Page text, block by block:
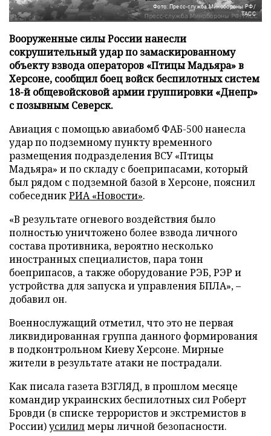
Фото: Пресс-служба Минобороны РФ/
ТАСС
Вооруженные силы России нанесли
сокрушительный удар по замаскированному
объекту взвода операторов «Птицы Мадьяра» в
Херсоне, сообщил боец войск беспилотных систем
18-й общевойсковой армии группировки «Днепр»
с позывным Северск.
Авиация с помощью авиабомб ФАБ-500 нанесла
удар по подземному пункту временного
размещения подразделения ВСУ «Птицы
Мадьяра» и по складу с боеприпасами, который
был рядом с подземной базой в Херсоне, пояснил
собеседникРИА «Новости».
«В результате огневого воздействия было
полностью уничтожено более взвода личного
состава противника, вероятно несколько
иностранных специалистов, пара тонн
боеприпасов, а также оборудование РЭБ, РЭР и
устройства для запуска и управления БПЛА», –
добавил он.
Военнослужащий отметил, что это не первая
ликвидированная группа данного формирования
в подконтрольном Киеву Херсоне. Мирные
жители в результате атаки не пострадали.
Как писала газета ВЗГЛЯД, в прошлом месяце
командир украинских беспилотных сил Роберт
Бровди (в списке террористов и экстремистов в
России)усилилмеры личной безопасности.